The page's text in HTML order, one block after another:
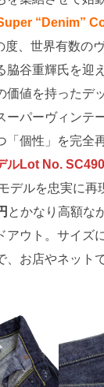
“Denim”
度、世界有数の
脇谷重輝氏を迎
価値を持ったデ
ーパーヴィンテ
「個性」を完全
ルLot No.
デルを忠実に再
とかなり高額な
アウト。サイズ
、お店やネット